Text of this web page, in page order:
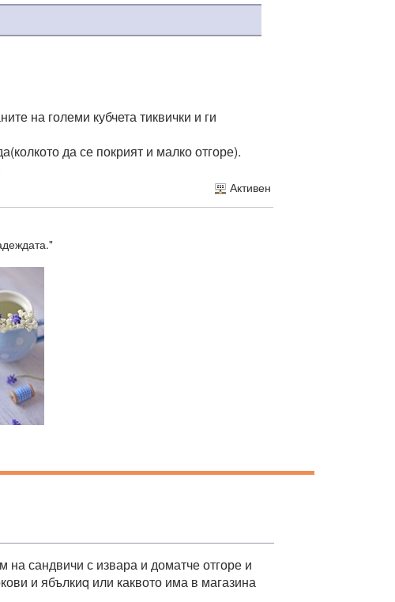
на големи кубчета тиквички и ги
да се покрият и малко отгоре).
Активен
сандвичи с извара и доматче отгоре и
и ябълкиq или каквото има в магазина